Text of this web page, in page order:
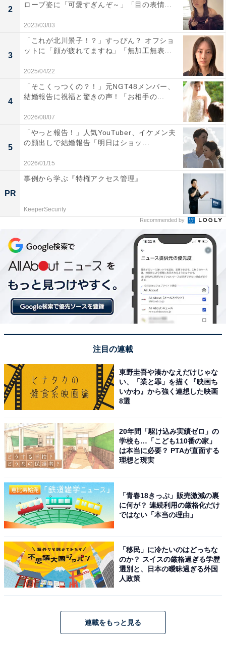
2
ローブ姿に「可愛すぎんぞ～」「目の表情...
2023/03/03
3
「これが北川景子！？」すっぴん？ オフショ
ットに「顔が疲れてますね」「無加工無表...
2025/04/22
4
「そこくっつくの？！」元NGT48メンバー、
結婚報告に祝福と驚きの声！「お相手の...
2026/08/07
5
「やっと報告！」人気YouTuber、イケメン夫
の顔出しで結婚報告「明日はショッ...
2026/01/15
PR
事例から学ぶ『特権アクセス管理』
KeeperSecurity
Recommended by
注目の連載
東野圭吾や湊かなえだけじゃな
い、「業と罪」を描く『映画ち
いかわ』から強く連想した映画
8選
20年間「駆け込み実績ゼロ」の
学校も…「こども110番の家」
は本当に必要？ PTAが直面する
理想と現実
「青春18きっぷ」販売激減の裏
に何が？ 連続利用の厳格化だけ
ではない「本当の理由」
「移民」に冷たいのはどっちな
のか？ スイスの厳格過ぎる学歴
選別と、日本の曖昧過ぎる外国
人政策
連載をもっと見る